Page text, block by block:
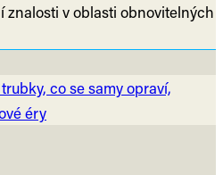
znalosti v oblasti obnovitelných
co se samy opraví,
éry